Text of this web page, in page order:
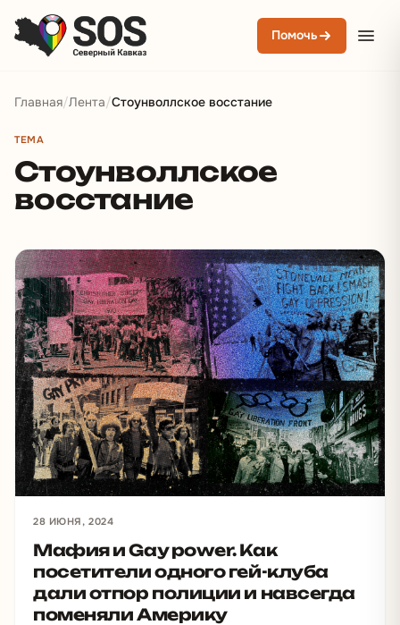
Помочь
Главная/Лента/Стоунволлское восстание
ТЕМА
Стоунволлское
восстание
28 ИЮНЯ, 2024
Мафия и Gay power. Как
посетители одного гей-клуба
дали отпор полиции и навсегда
поменяли Америку